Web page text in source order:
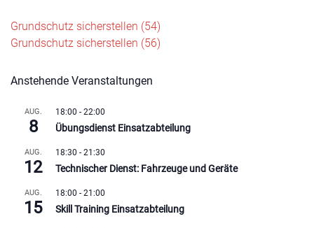
Beitragsnavigation
Grundschutz sicherstellen (54)
Grundschutz sicherstellen (56)
Anstehende Veranstaltungen
AUG.
8
18:00 - 22:00
Übungsdienst Einsatzabteilung
AUG.
12
18:30 - 21:30
Technischer Dienst: Fahrzeuge und Geräte
AUG.
15
18:00 - 21:00
Skill Training Einsatzabteilung